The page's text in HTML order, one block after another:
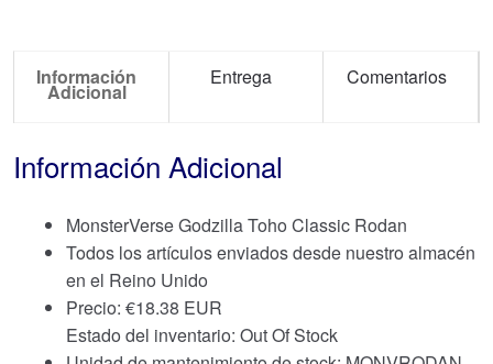
Información
Adicional
Entrega Comentarios
Información Adicional
MonsterVerse Godzilla Toho Classic Rodan
Todos los artículos enviados desde nuestro almacén
en el Reino Unido
Precio: €18.38 EUR
Estado del inventario: Out Of Stock